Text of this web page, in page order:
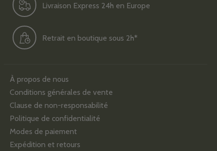
Livraison Express 24h en Europe
Retrait en boutique sous 2h*
À propos de nous
Conditions générales de vente
Clause de non-responsabilité
Politique de confidentialité
Modes de paiement
Expédition et retours